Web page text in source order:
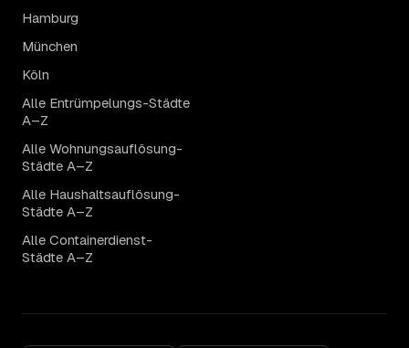
Hamburg
München
Köln
Alle Entrümpelungs-Städte
A–Z
Alle Wohnungsauflösung-
Städte A–Z
Alle Haushaltsauflösung-
Städte A–Z
Alle Containerdienst-
Städte A–Z